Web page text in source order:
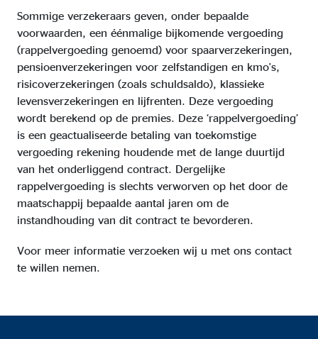
Sommige verzekeraars geven, onder bepaalde
voorwaarden, een éénmalige bijkomende vergoeding
(rappelvergoeding genoemd) voor spaarverzekeringen,
pensioenverzekeringen voor zelfstandigen en kmo's,
risicoverzekeringen (zoals schuldsaldo), klassieke
levensverzekeringen en lijfrenten. Deze vergoeding
wordt berekend op de premies. Deze ‘rappelvergoeding’
is een geactualiseerde betaling van toekomstige
vergoeding rekening houdende met de lange duurtijd
van het onderliggend contract. Dergelijke
rappelvergoeding is slechts verworven op het door de
maatschappij bepaalde aantal jaren om de
instandhouding van dit contract te bevorderen.
Voor meer informatie verzoeken wij u met ons contact
te willen nemen.